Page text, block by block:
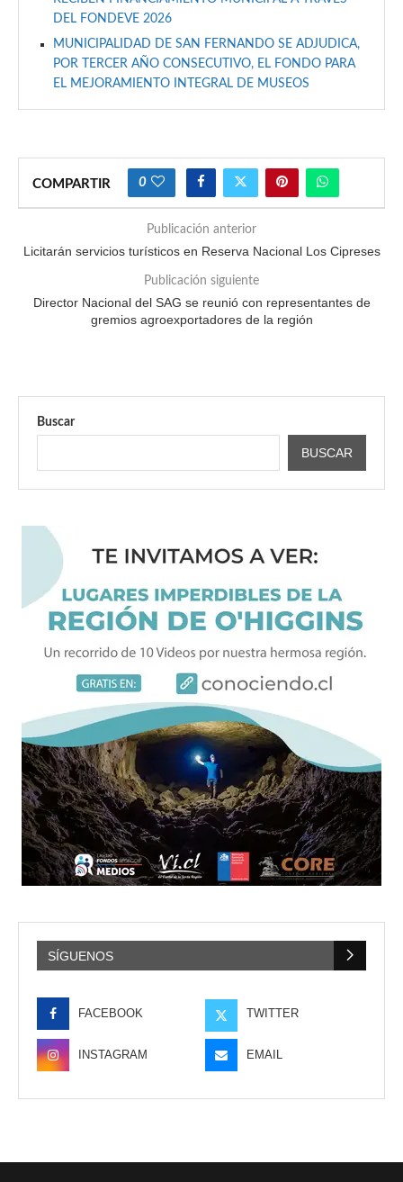
DEL FONDEVE 2026
MUNICIPALIDAD DE SAN FERNANDO SE ADJUDICA,
POR TERCER AÑO CONSECUTIVO, EL FONDO PARA
EL MEJORAMIENTO INTEGRAL DE MUSEOS
COMPARTIR 0
Publicación anterior
Licitarán servicios turísticos en Reserva Nacional Los Cipreses
Publicación siguiente
Director Nacional del SAG se reunió con representantes de
gremios agroexportadores de la región
Buscar
BUSCAR
SÍGUENOS
FACEBOOK TWITTER
INSTAGRAM EMAIL